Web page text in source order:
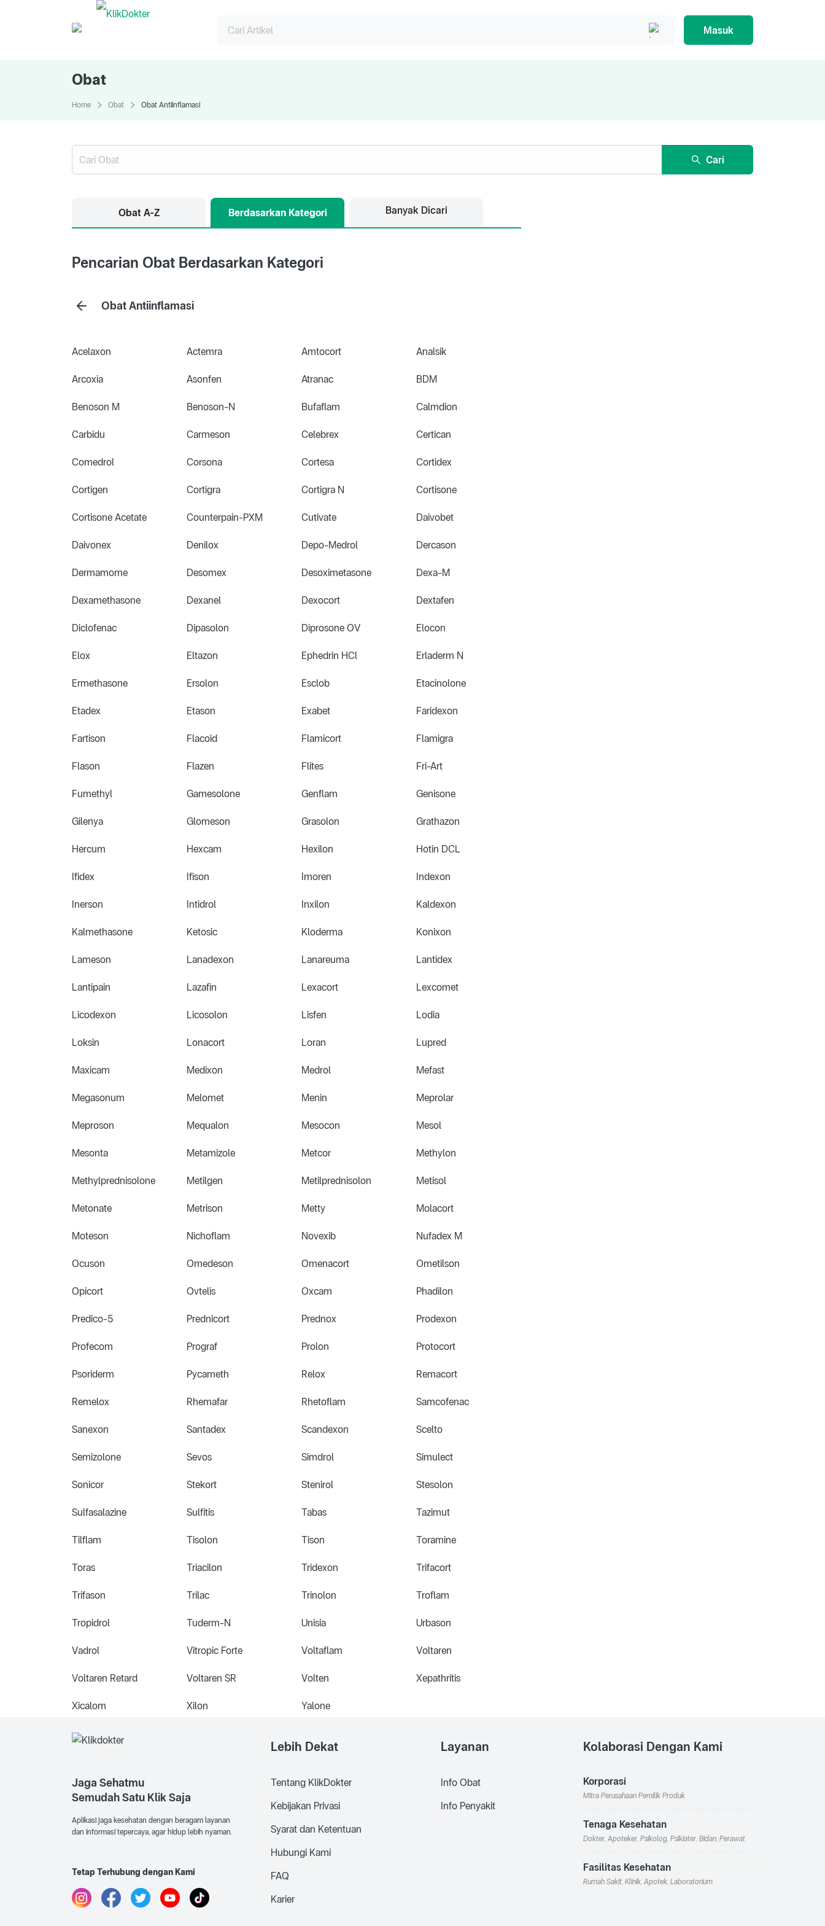
Masuk
Obat
Home Obat Obat Antiinflamasi
Cari
Obat A-Z Berdasarkan Kategori Banyak Dicari
Pencarian Obat Berdasarkan Kategori
Obat Antiinflamasi
Acelaxon Actemra Amtocort Analsik
Arcoxia Asonfen Atranac BDM
Benoson M Benoson-N Bufaflam Calmdion
Carbidu Carmeson Celebrex Certican
Comedrol Corsona Cortesa Cortidex
Cortigen Cortigra Cortigra N Cortisone
Cortisone Acetate Counterpain-PXM Cutivate Daivobet
Daivonex Denilox Depo-Medrol Dercason
Dermamome Desomex Desoximetasone Dexa-M
Dexamethasone Dexanel Dexocort Dextafen
Diclofenac Dipasolon Diprosone OV Elocon
Elox Eltazon Ephedrin HCl Erladerm N
Ermethasone Ersolon Esclob Etacinolone
Etadex Etason Exabet Faridexon
Fartison Flacoid Flamicort Flamigra
Flason Flazen Flites Fri-Art
Fumethyl Gamesolone Genflam Genisone
Gilenya Glomeson Grasolon Grathazon
Hercum Hexcam Hexilon Hotin DCL
Ifidex Ifison Imoren Indexon
Inerson Intidrol Inxilon Kaldexon
Kalmethasone Ketosic Kloderma Konixon
Lameson Lanadexon Lanareuma Lantidex
Lantipain Lazafin Lexacort Lexcomet
Licodexon Licosolon Lisfen Lodia
Loksin Lonacort Loran Lupred
Maxicam Medixon Medrol Mefast
Megasonum Melomet Menin Meprolar
Meproson Mequalon Mesocon Mesol
Mesonta Metamizole Metcor Methylon
Methylprednisolone Metilgen Metilprednisolon Metisol
Metonate Metrison Metty Molacort
Moteson Nichoflam Novexib Nufadex M
Ocuson Omedeson Omenacort Ometilson
Opicort Ovtelis Oxcam Phadilon
Predico-5 Prednicort Prednox Prodexon
Profecom Prograf Prolon Protocort
Psoriderm Pycameth Relox Remacort
Remelox Rhemafar Rhetoflam Samcofenac
Sanexon Santadex Scandexon Scelto
Semizolone Sevos Simdrol Simulect
Sonicor Stekort Stenirol Stesolon
Sulfasalazine Sulfitis Tabas Tazimut
Tilflam Tisolon Tison Toramine
Toras Triacilon Tridexon Trifacort
Trifason Trilac Trinolon Troflam
Tropidrol Tuderm-N Unisia Urbason
Vadrol Vitropic Forte Voltaflam Voltaren
Voltaren Retard Voltaren SR Volten Xepathritis
Xicalom Xilon Yalone
Jaga Sehatmu
Semudah Satu Klik Saja
Aplikasi jaga kesehatan dengan beragam layanan
dan informasi tepercaya, agar hidup lebih nyaman.
Tetap Terhubung dengan Kami
Lebih Dekat
Tentang KlikDokter
Kebijakan Privasi
Syarat dan Ketentuan
Hubungi Kami
FAQ
Karier
Layanan
Info Obat
Info Penyakit
Kolaborasi Dengan Kami
Korporasi
Mitra Perusahaan Pemilik Produk
Tenaga Kesehatan
Dokter, Apoteker, Psikolog, Psikiater, Bidan, Perawat
Fasilitas Kesehatan
Rumah Sakit, Klinik, Apotek, Laboratorium